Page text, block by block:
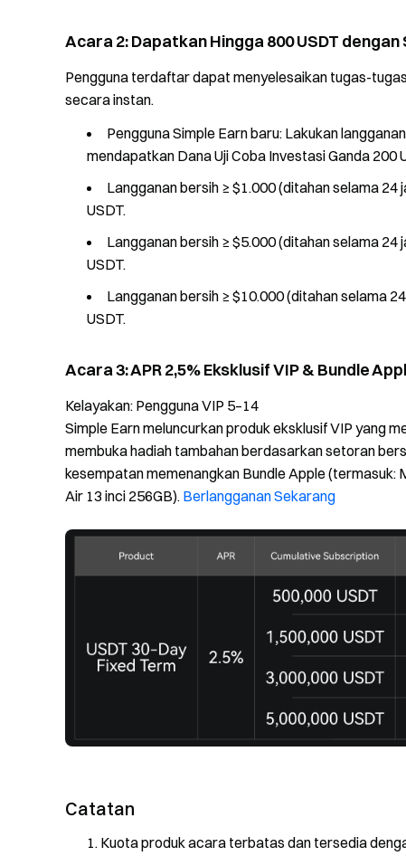
Acara 2: Dapatkan Hingga 800 USDT dengan
Pengguna terdaftar dapat menyelesaikan tugas-
secara instan.
Pengguna Simple Earn baru: Lakukan
mendapatkan Dana Uji Coba Investasi Ganda 200
Langganan bersih ≥ $1.000 (ditahan selama
USDT.
Langganan bersih ≥ $5.000 (ditahan selama
USDT.
Langganan bersih ≥ $10.000 (ditahan selama
USDT.
Acara 3: APR 2,5% Eksklusif VIP & Bundle
Kelayakan: Pengguna VIP 5–14
Simple Earn meluncurkan produk eksklusif VIP yang
membuka hadiah tambahan berdasarkan setoran
kesempatan memenangkan Bundle Apple (termasuk:
Air 13 inci 256GB). Berlangganan Sekarang
Catatan
Kuota produk acara terbatas dan tersedia